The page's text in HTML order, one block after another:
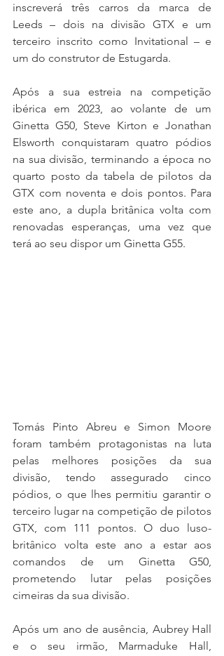
inscreverá três carros da marca de
Leeds – dois na divisão GTX e um
terceiro inscrito como Invitational – e
um do construtor de Estugarda.
Após a sua estreia na competição
ibérica em 2023, ao volante de um
Ginetta G50, Steve Kirton e Jonathan
Elsworth conquistaram quatro pódios
na sua divisão, terminando a época no
quarto posto da tabela de pilotos da
GTX com noventa e dois pontos. Para
este ano, a dupla britânica volta com
renovadas esperanças, uma vez que
terá ao seu dispor um Ginetta G55.
Tomás Pinto Abreu e Simon Moore
foram também protagonistas na luta
pelas melhores posições da sua
divisão, tendo assegurado cinco
pódios, o que lhes permitiu garantir o
terceiro lugar na competição de pilotos
GTX, com 111 pontos. O duo luso-
britânico volta este ano a estar aos
comandos de um Ginetta G50,
prometendo lutar pelas posições
cimeiras da sua divisão.
Após um ano de ausência, Aubrey Hall
e o seu irmão, Marmaduke Hall,